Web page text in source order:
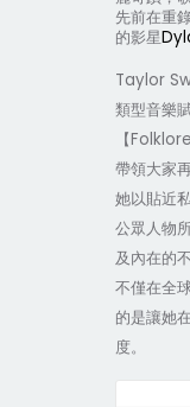
先前在重
的影星
Taylor
類型音樂
【Folklore
帶領大家
她以貼近
公眾人物
及內在的
不僅在全
的是讓她
度。